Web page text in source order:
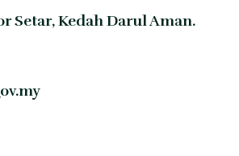
Setar, Kedah Darul Aman.